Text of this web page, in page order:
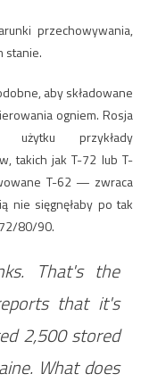
przechowywania,
stanie.
aby składowane
ogniem. Rosja
użytku przykłady
takich jak T-72 lub T-
T-62 — zwraca
nie sięgnęłaby po tak
80/90.
That's the
that it's
2,500 stored
What does